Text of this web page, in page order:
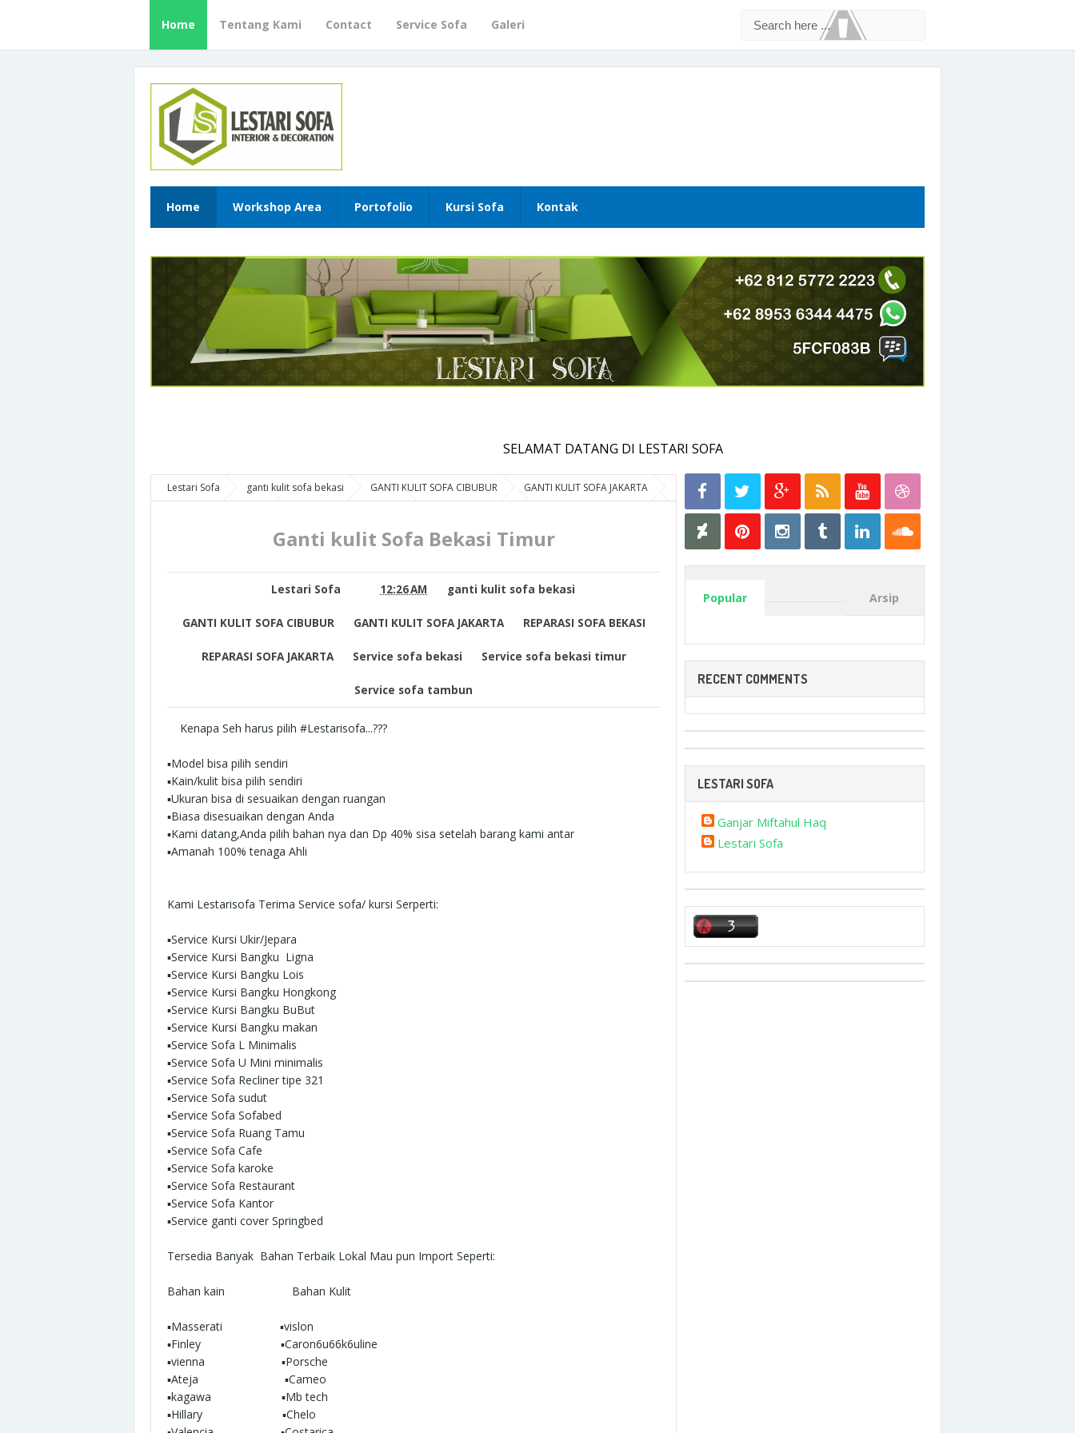
Home Tentang Kami Contact Service Sofa Galeri
Home Workshop Area Portofolio Kursi Sofa Kontak
SELAMAT DATANG DI LESTARI SOFA
Lestari Sofa ganti kulit sofa bekasi GANTI KULIT SOFA CIBUBUR
GANTI KULIT SOFA JAKARTA
REPARASI SOFA BEKASI
REPARASI SOFA JAKARTA Service sofa bekasi
Service sofa bekasi timur
Ganti kulit Sofa Bekasi Timur
Lestari Sofa 12:26 AM ganti kulit sofa bekasi
GANTI KULIT SOFA CIBUBUR GANTI KULIT SOFA JAKARTA REPARASI SOFA BEKASI
REPARASI SOFA JAKARTA Service sofa bekasi Service sofa bekasi timur
Service sofa tambun
Kenapa Seh harus pilih #Lestarisofa...???
▪︎Model bisa pilih sendiri
▪︎Kain/kulit bisa pilih sendiri
▪︎Ukuran bisa di sesuaikan dengan ruangan
▪︎Biasa disesuaikan dengan Anda
▪︎Kami datang,Anda pilih bahan nya dan Dp 40% sisa setelah barang kami antar
▪︎Amanah 100% tenaga Ahli
Kami Lestarisofa Terima Service sofa/ kursi Serperti:
▪︎Service Kursi Ukir/Jepara
▪︎Service Kursi Bangku Ligna
▪︎Service Kursi Bangku Lois
▪︎Service Kursi Bangku Hongkong
▪︎Service Kursi Bangku BuBut
▪︎Service Kursi Bangku makan
▪︎Service Sofa L Minimalis
▪︎Service Sofa U Mini minimalis
▪︎Service Sofa Recliner tipe 321
▪︎Service Sofa sudut
▪︎Service Sofa Sofabed
▪︎Service Sofa Ruang Tamu
▪︎Service Sofa Cafe
▪︎Service Sofa karoke
▪︎Service Sofa Restaurant
▪︎Service Sofa Kantor
▪︎Service ganti cover Springbed
Tersedia Banyak Bahan Terbaik Lokal Mau pun Import Seperti:
Bahan kain Bahan Kulit
▪︎Masserati ▪︎vislon
▪︎Finley ▪︎Caron6u66k6uline
▪︎vienna ▪︎Porsche
▪︎Ateja ▪︎Cameo
▪︎kagawa ▪︎Mb tech
▪︎Hillary ▪︎Chelo
Popular Arsip
RECENT COMMENTS
LESTARI SOFA
Ganjar Miftahul Haq
Lestari Sofa